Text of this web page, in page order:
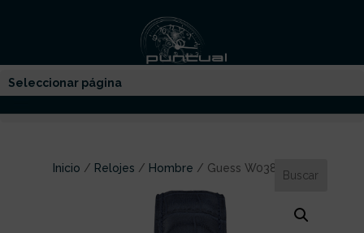
Seleccionar página
Inicio / Relojes / Hombre / Guess W0380G5